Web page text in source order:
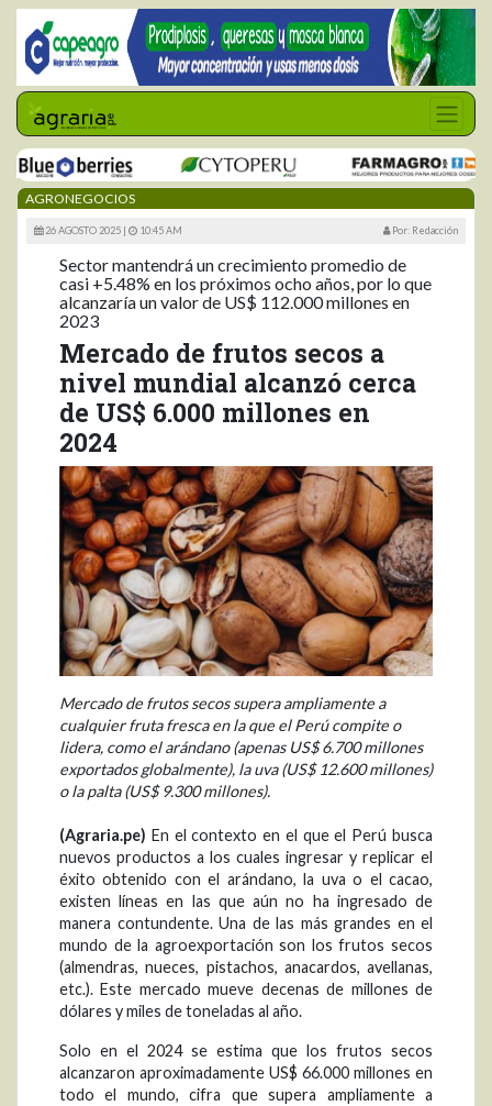
AGRONEGOCIOS
26 AGOSTO 2025 | 10:45 AM Por: Redacción
Sector mantendrá un crecimiento promedio de
casi +5.48% en los próximos ocho años, por lo que
alcanzaría un valor de US$ 112.000 millones en
2023
Mercado de frutos secos a
nivel mundial alcanzó cerca
de US$ 6.000 millones en
2024
Mercado de frutos secos supera ampliamente a
cualquier fruta fresca en la que el Perú compite o
lidera, como el arándano (apenas US$ 6.700 millones
exportados globalmente), la uva (US$ 12.600 millones)
o la palta (US$ 9.300 millones).
(Agraria.pe) En el contexto en el que el Perú busca
nuevos productos a los cuales ingresar y replicar el
éxito obtenido con el arándano, la uva o el cacao,
existen líneas en las que aún no ha ingresado de
manera contundente. Una de las más grandes en el
mundo de la agroexportación son los frutos secos
(almendras, nueces, pistachos, anacardos, avellanas,
etc.). Este mercado mueve decenas de millones de
dólares y miles de toneladas al año.
Solo en el 2024 se estima que los frutos secos
alcanzaron aproximadamente US$ 66.000 millones en
todo el mundo, cifra que supera ampliamente a